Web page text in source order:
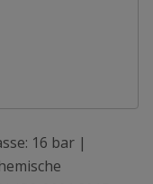
16 bar |